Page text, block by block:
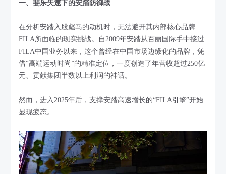
一、斐乐失速下的安踏防御战
在分析安踏入股彪马的动机时，无法避开其内部核心品牌
FILA所面临的现实挑战。自2009年安踏从百丽国际手中接过
FILA中国业务以来，这个曾经在中国市场边缘化的品牌，凭
借“高端运动时尚”的精准定位，一度创造了年营收超过250亿
元、贡献集团半数以上利润的神话。
然而，进入2025年后，支撑安踏高速增长的“FILA引擎”开始
显现疲态。